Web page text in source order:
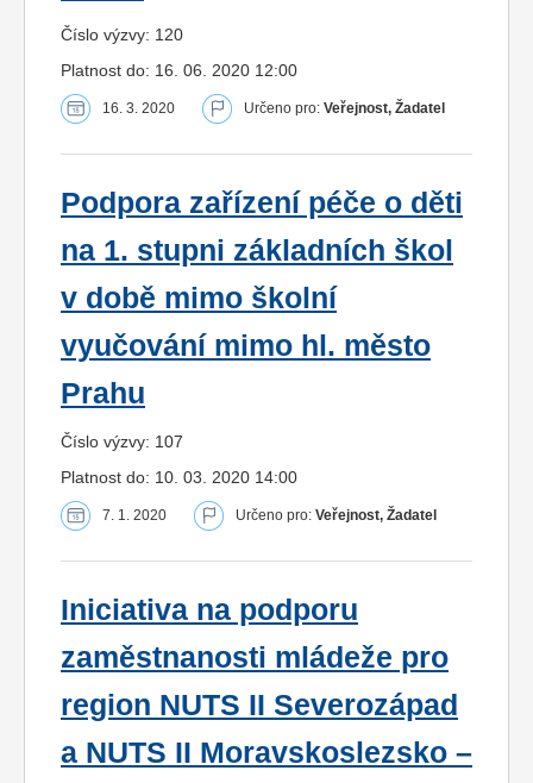
Číslo výzvy: 120
Platnost do: 16. 06. 2020 12:00
16. 3. 2020 Určeno pro: Veřejnost, Žadatel
Podpora zařízení péče o děti
na 1. stupni základních škol
v době mimo školní
vyučování mimo hl. město
Prahu
Číslo výzvy: 107
Platnost do: 10. 03. 2020 14:00
7. 1. 2020 Určeno pro: Veřejnost, Žadatel
Iniciativa na podporu
zaměstnanosti mládeže pro
region NUTS II Severozápad
a NUTS II Moravskoslezsko –